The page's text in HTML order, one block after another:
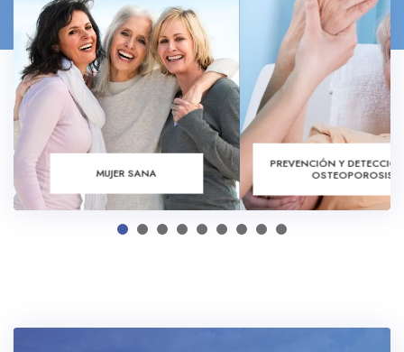
MUJER SANA
PREVENCIÓN Y
OSTEOPOROSIS